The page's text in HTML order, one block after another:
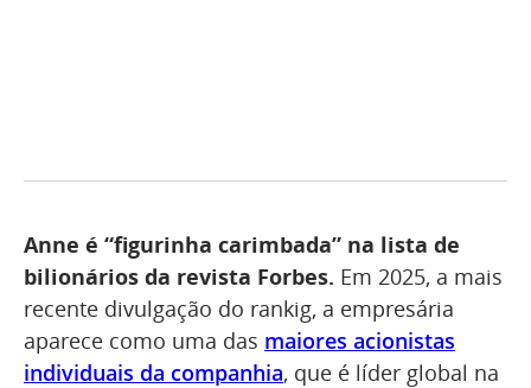
Anne é “figurinha carimbada” na lista de
bilionários da revista Forbes. Em 2025, a mais
recente divulgação do rankig, a empresária
aparece como uma das maiores acionistas
individuais da companhia, que é líder global na